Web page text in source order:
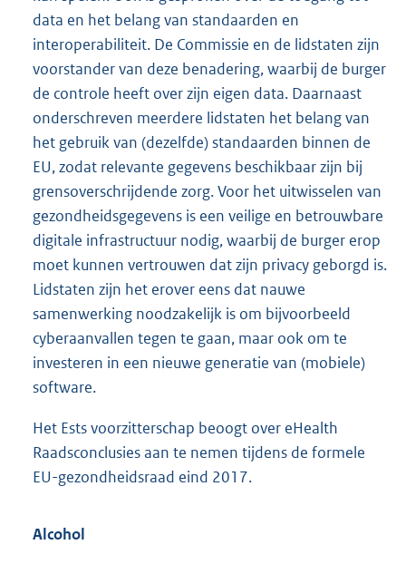
data en het belang van standaarden en
interoperabiliteit. De Commissie en de lidstaten zijn
voorstander van deze benadering, waarbij de burger
de controle heeft over zijn eigen data. Daarnaast
onderschreven meerdere lidstaten het belang van
het gebruik van (dezelfde) standaarden binnen de
EU, zodat relevante gegevens beschikbaar zijn bij
grensoverschrijdende zorg. Voor het uitwisselen van
gezondheidsgegevens is een veilige en betrouwbare
digitale infrastructuur nodig, waarbij de burger erop
moet kunnen vertrouwen dat zijn privacy geborgd is.
Lidstaten zijn het erover eens dat nauwe
samenwerking noodzakelijk is om bijvoorbeeld
cyberaanvallen tegen te gaan, maar ook om te
investeren in een nieuwe generatie van (mobiele)
software.
Het Ests voorzitterschap beoogt over eHealth
Raadsconclusies aan te nemen tijdens de formele
EU-gezondheidsraad eind 2017.
Alcohol